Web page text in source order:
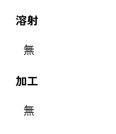
溶射
無
加工
無